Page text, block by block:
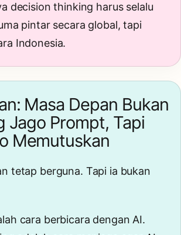
decision thinking harus selalu
pintar secara global, tapi
Indonesia.
Masa Depan Bukan
Jago Prompt, Tapi
Memutuskan
tetap berguna. Tapi ia bukan
cara berbicara dengan AI.